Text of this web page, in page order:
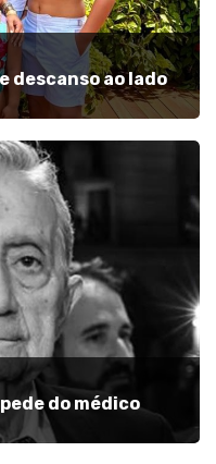
descanso ao lado
do médico